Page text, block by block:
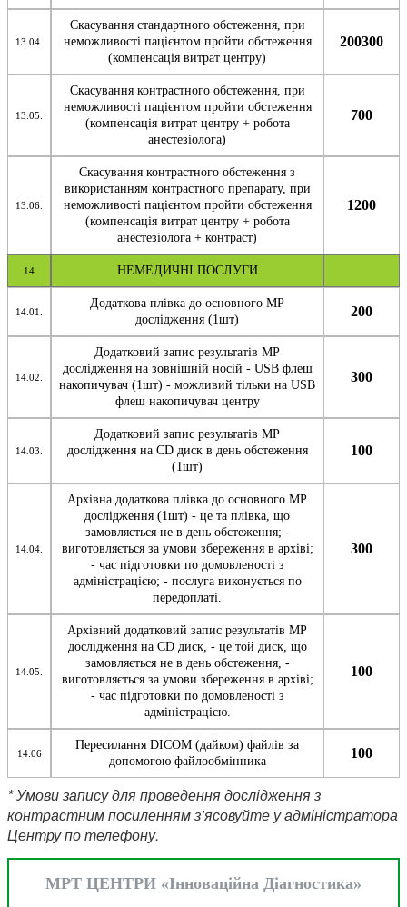
13.04.
Скасування стандартного обстеження, при
неможливості пацієнтом пройти обстеження
(компенсація витрат центру)
200300
13.05.
Скасування контрастного обстеження, при
неможливості пацієнтом пройти обстеження
(компенсація витрат центру + робота
анестезіолога)
700
13.06.
Скасування контрастного обстеження з
використанням контрастного препарату, при
неможливості пацієнтом пройти обстеження
(компенсація витрат центру + робота
анестезіолога + контраст)
1200
14 НЕМЕДИЧНІ ПОСЛУГИ
14.01.
Додаткова плівка до основного МР
дослідження (1шт)
200
14.02.
Додатковий запис результатів МР
дослідження на зовнішній носій - USB флеш
накопичувач (1шт) - можливий тільки на USB
флеш накопичувач центру
300
14.03.
Додатковий запис результатів МР
дослідження на CD диск в день обстеження
(1шт)
100
14.04.
Архівна додаткова плівка до основного МР
дослідження (1шт) - це та плівка, що
замовляється не в день обстеження; -
виготовляється за умови збереження в архіві;
- час підготовки по домовленості з
адміністрацією; - послуга виконується по
передоплаті.
300
14.05.
Архівний додатковий запис результатів МР
дослідження на CD диск, - це той диск, що
замовляється не в день обстеження, -
виготовляється за умови збереження в архіві;
- час підготовки по домовленості з
адміністрацією.
100
14.06
Пересилання DICOM (дайком) файлів за
допомогою файлообмінника
100
* Умови запису для проведення дослідження з
контрастним посиленням з’ясовуйте у адміністратора
Центру по телефону.
МРТ ЦЕНТРИ «Інноваційна Діагностика»